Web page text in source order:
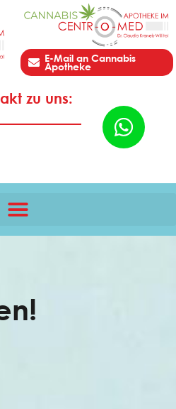
E-Mail an Cannabis
Apotheke
zu uns: